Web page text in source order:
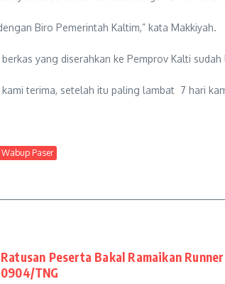
Biro Pemerintah Kaltim,” kata Makkiyah.
yang diserahkan ke Pemprov Kalti
kami terima, setelah itu paling lambat 7 hari
Wabup Paser
Ratusan Peserta Bakal Ramaikan
0904/TNG